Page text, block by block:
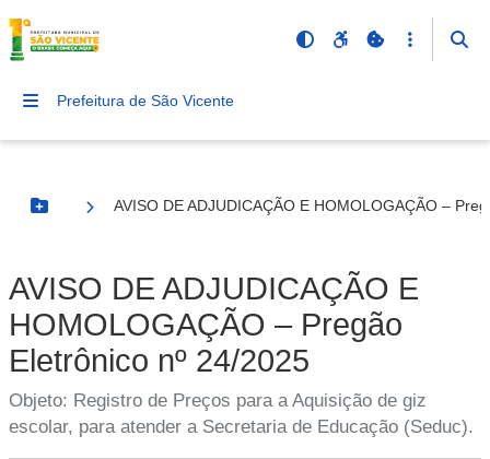
Prefeitura de São Vicente
Botão Menu
AVISO DE ADJUDICAÇÃO E HOMOLOGAÇÃO –
AVISO DE ADJUDICAÇÃO E
HOMOLOGAÇÃO – Pregão
Eletrônico nº 24/2025
Objeto: Registro de Preços para a Aquisição de giz
escolar, para atender a Secretaria de Educação (Seduc).